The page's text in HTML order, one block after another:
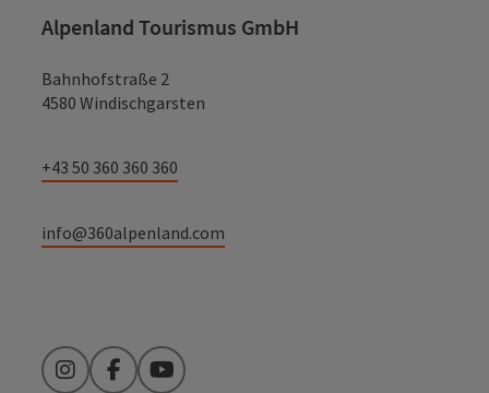
Alpenland Tourismus GmbH
Bahnhofstraße 2
4580 Windischgarsten
+43 50 360 360 360
info@360alpenland.com
InstagramFacebookYouTube